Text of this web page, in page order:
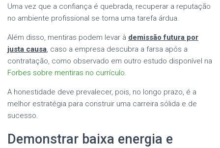
Uma vez que a confiança é quebrada, recuperar a reputação
no ambiente profissional se torna uma tarefa árdua.
Além disso, mentiras podem levar à demissão futura por
justa causa, caso a empresa descubra a farsa após a
contratação, como observado em outro estudo disponível na
Forbes sobre mentiras no currículo.
A honestidade deve prevalecer, pois, no longo prazo, é a
melhor estratégia para construir uma carreira sólida e de
sucesso.
Demonstrar baixa energia e